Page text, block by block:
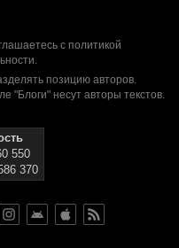
с политикой
.
позицию авторов.
"Блоги" несут авторы текстов.
550
370